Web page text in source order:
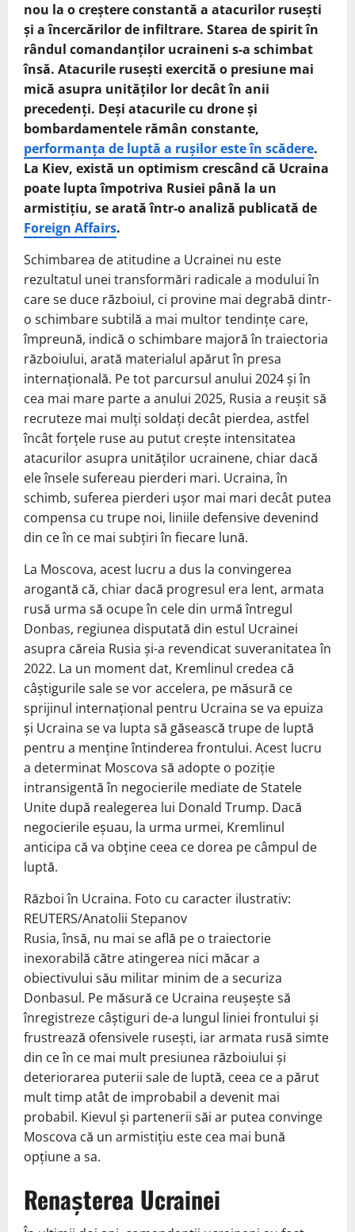
nou la o creștere constantă a atacurilor rusești
și a încercărilor de infiltrare. Starea de spirit în
rândul comandanților ucraineni s-a schimbat
însă. Atacurile rusești exercită o presiune mai
mică asupra unităților lor decât în anii
precedenți. Deși atacurile cu drone și
bombardamentele rămân constante,
performanța de luptă a rușilor este în scădere.
La Kiev, există un optimism crescând că Ucraina
poate lupta împotriva Rusiei până la un
armistițiu, se arată într-o analiză publicată de
Foreign Affairs.
Schimbarea de atitudine a Ucrainei nu este
rezultatul unei transformări radicale a modului în
care se duce războiul, ci provine mai degrabă dintr-
o schimbare subtilă a mai multor tendințe care,
împreună, indică o schimbare majoră în traiectoria
războiului, arată materialul apărut în presa
internațională. Pe tot parcursul anului 2024 și în
cea mai mare parte a anului 2025, Rusia a reușit să
recruteze mai mulți soldați decât pierdea, astfel
încât forțele ruse au putut crește intensitatea
atacurilor asupra unităților ucrainene, chiar dacă
ele însele sufereau pierderi mari. Ucraina, în
schimb, suferea pierderi ușor mai mari decât putea
compensa cu trupe noi, liniile defensive devenind
din ce în ce mai subțiri în fiecare lună.
La Moscova, acest lucru a dus la convingerea
arogantă că, chiar dacă progresul era lent, armata
rusă urma să ocupe în cele din urmă întregul
Donbas, regiunea disputată din estul Ucrainei
asupra căreia Rusia și-a revendicat suveranitatea în
2022. La un moment dat, Kremlinul credea că
câștigurile sale se vor accelera, pe măsură ce
sprijinul internațional pentru Ucraina se va epuiza
și Ucraina se va lupta să găsească trupe de luptă
pentru a menține întinderea frontului. Acest lucru
a determinat Moscova să adopte o poziție
intransigentă în negocierile mediate de Statele
Unite după realegerea lui Donald Trump. Dacă
negocierile eșuau, la urma urmei, Kremlinul
anticipa că va obține ceea ce dorea pe câmpul de
luptă.
Război în Ucraina. Foto cu caracter ilustrativ:
REUTERS/Anatolii Stepanov
Rusia, însă, nu mai se află pe o traiectorie
inexorabilă către atingerea nici măcar a
obiectivului său militar minim de a securiza
Donbasul. Pe măsură ce Ucraina reușește să
înregistreze câștiguri de-a lungul liniei frontului și
frustrează ofensivele rusești, iar armata rusă simte
din ce în ce mai mult presiunea războiului și
deteriorarea puterii sale de luptă, ceea ce a părut
mult timp atât de improbabil a devenit mai
probabil. Kievul și partenerii săi ar putea convinge
Moscova că un armistițiu este cea mai bună
opțiune a sa.
Renașterea Ucrainei